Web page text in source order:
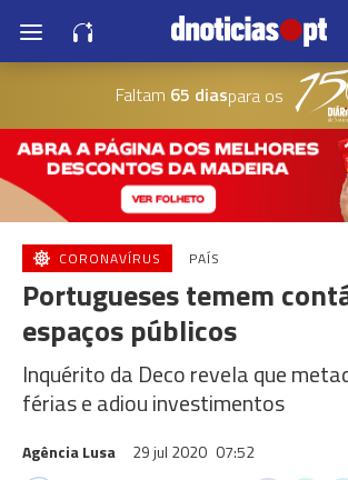
Faltam 65 diaspara os
CORONAVÍRUS PAÍS
Portugueses temem
espaços públicos
Inquérito da Deco revela que
férias e adiou investimentos
Agência Lusa 29 jul 2020 07:52